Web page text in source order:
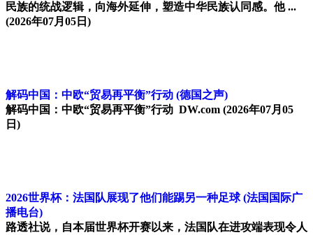
民族的统战逻辑，向海外延伸，塑造中华民族认同感。他 ...
(2026年07月05日)
解码中国：中欧“贸易再平衡”行动 (德国之声)
解码中国：中欧“贸易再平衡”行动 DW.com (2026年07月05
日)
2026世界杯：法国队展现了他们能踢另一种足球 (法国国际广
播电台)
路透社说，自本届世界杯开赛以来，法国队在进攻端表现令人